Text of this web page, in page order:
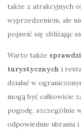
także z atrakcyjnych
wyprzedzeniem, ale
pojawić się zbliżając
Warto także
turystycznych i
działać w
mogą być całkowicie
pogodę, szczególnie
odpowiednie ubrania i